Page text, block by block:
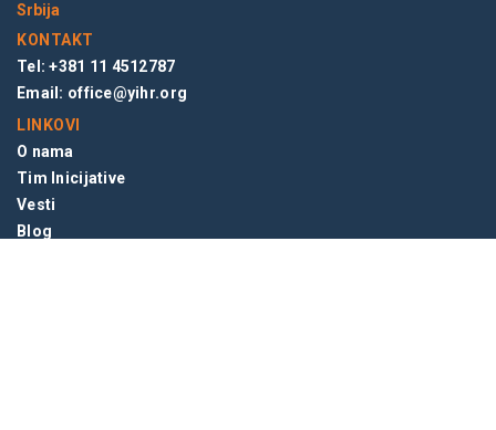
Srbija
KONTAKT
Tel: +381 11 4512787
Email: office@yihr.org
LINKOVI
O nama
Tim Inicijative
Vesti
Blog